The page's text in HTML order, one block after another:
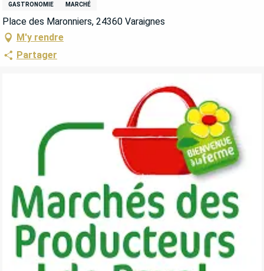
GASTRONOMIE
MARCHÉ
Place des Maronniers, 24360 Varaignes
M'y rendre
Partager